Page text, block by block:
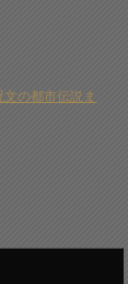
の都市伝説ま